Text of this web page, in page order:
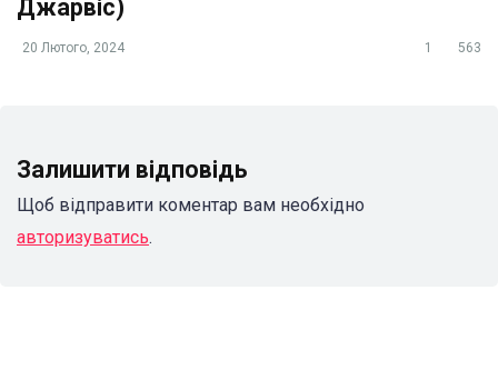
Джарвіс)
20 Лютого, 2024 1 563
Залишити відповідь
Щоб відправити коментар вам необхідно
авторизуватись.